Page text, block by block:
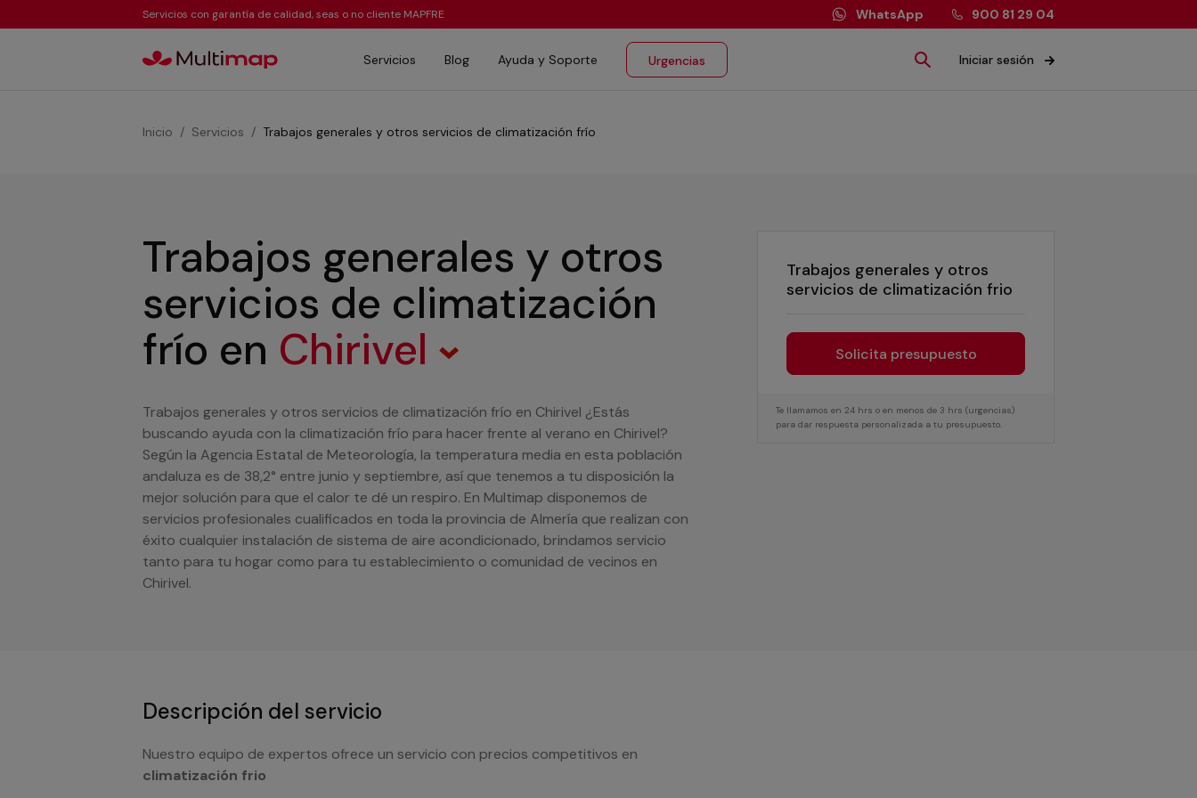
Servicios con garantía de calidad, seas o no cliente MAPFRE WhatsApp 900 81 29 04
Servicios Blog Ayuda y Soporte Urgencias Iniciar sesión
Inicio Servicios Trabajos generales y otros servicios de climatización frío
Trabajos generales y otros
servicios de climatización frio
Solicita presupuesto
Te llamamos en 24 hrs o en menos de 3 hrs (urgencias)
para dar respuesta personalizada a tu presupuesto.
Trabajos generales y otros
servicios de climatización
frío en Chirivel
Trabajos generales y otros servicios de climatización frío en Chirivel ¿Estás
buscando ayuda con la climatización frío para hacer frente al verano en Chirivel?
Según la Agencia Estatal de Meteorología, la temperatura media en esta población
andaluza es de 38,2° entre junio y septiembre, así que tenemos a tu disposición la
mejor solución para que el calor te dé un respiro. En Multimap disponemos de
servicios profesionales cualificados en toda la provincia de Almería que realizan con
éxito cualquier instalación de sistema de aire acondicionado, brindamos servicio
tanto para tu hogar como para tu establecimiento o comunidad de vecinos en
Chirivel.
Descripción del servicio
Nuestro equipo de expertos ofrece un servicio con precios competitivos en
climatización frio